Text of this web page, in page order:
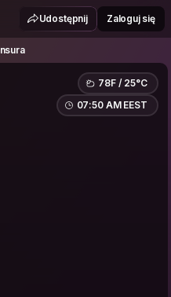
Mansura
Udostępnij Zaloguj się
78F / 25°C
07:50 AM EEST